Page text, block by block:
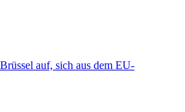
auf, sich aus dem EU-